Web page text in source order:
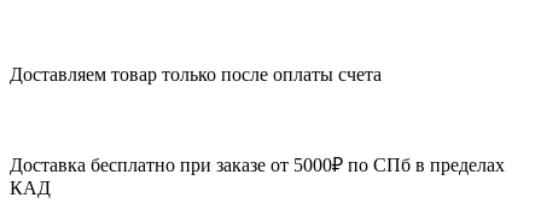
Доставляем товар только после оплаты счета
Доставка бесплатно при заказе от 5000₽ по СПб в пределах
КАД